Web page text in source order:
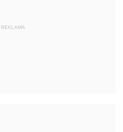
REKLAMA